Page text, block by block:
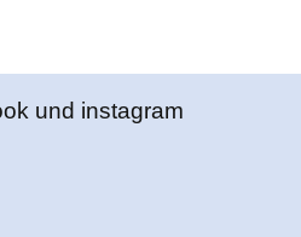
und instagram